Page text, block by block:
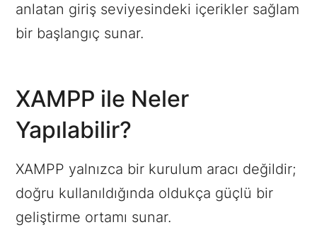
anlatan giriş seviyesindeki içerikler sağlam
bir başlangıç sunar.
XAMPP ile Neler
Yapılabilir?
XAMPP yalnızca bir kurulum aracı değildir;
doğru kullanıldığında oldukça güçlü bir
geliştirme ortamı sunar.